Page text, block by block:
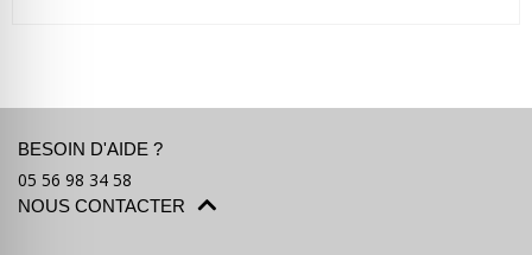
BESOIN D'AIDE ?
05 56 98 34 58
NOUS CONTACTER